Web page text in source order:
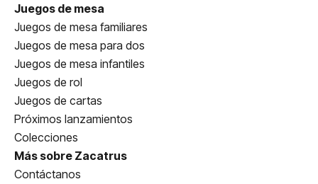
Juegos de mesa
Juegos de mesa familiares
Juegos de mesa para dos
Juegos de mesa infantiles
Juegos de rol
Juegos de cartas
Próximos lanzamientos
Colecciones
Más sobre Zacatrus
Contáctanos